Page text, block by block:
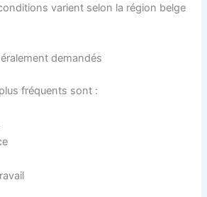
varient selon la région belge
demandés
fréquents sont :